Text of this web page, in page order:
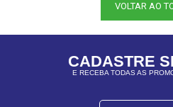
VOLTAR AO
CADASTRE
E RECEBA TODAS AS